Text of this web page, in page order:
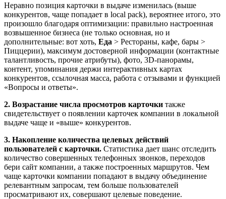
Неравно позиция карточки в выдаче изменилась (выше
конкурентов, чаще попадает в local pack), вероятнее итого, это
произошло благодаря оптимизации: правильно настроенная
возвышенное бизнеса (не только основная, но и
дополнительные: вот хоть, Еда > Рестораны, кафе, бары >
Пиццерии), максимум достоверной информации (контактные
талантливость, прочие атрибуты), фото, 3D-панорамы,
контент, упоминания держи интерактивных картах
конкурентов, ссылочная масса, работа с отзывами и функцией
«Вопросы и ответы».
2. Возрастание числа просмотров карточки также
свидетельствует о появлении карточек компании в локальной
выдаче чаще и «выше» конкурентов.
3. Накопление количества целевых действий
пользователей с карточки. Статистика дает шанс отследить
количество совершенных телефонных звонков, переходов
бери сайт компании, а также построенных маршрутов. Чем
чаще карточки компании попадают в выдачу объединение
релевантным запросам, тем больше пользователей
просматривают их, совершают целевые поведение.